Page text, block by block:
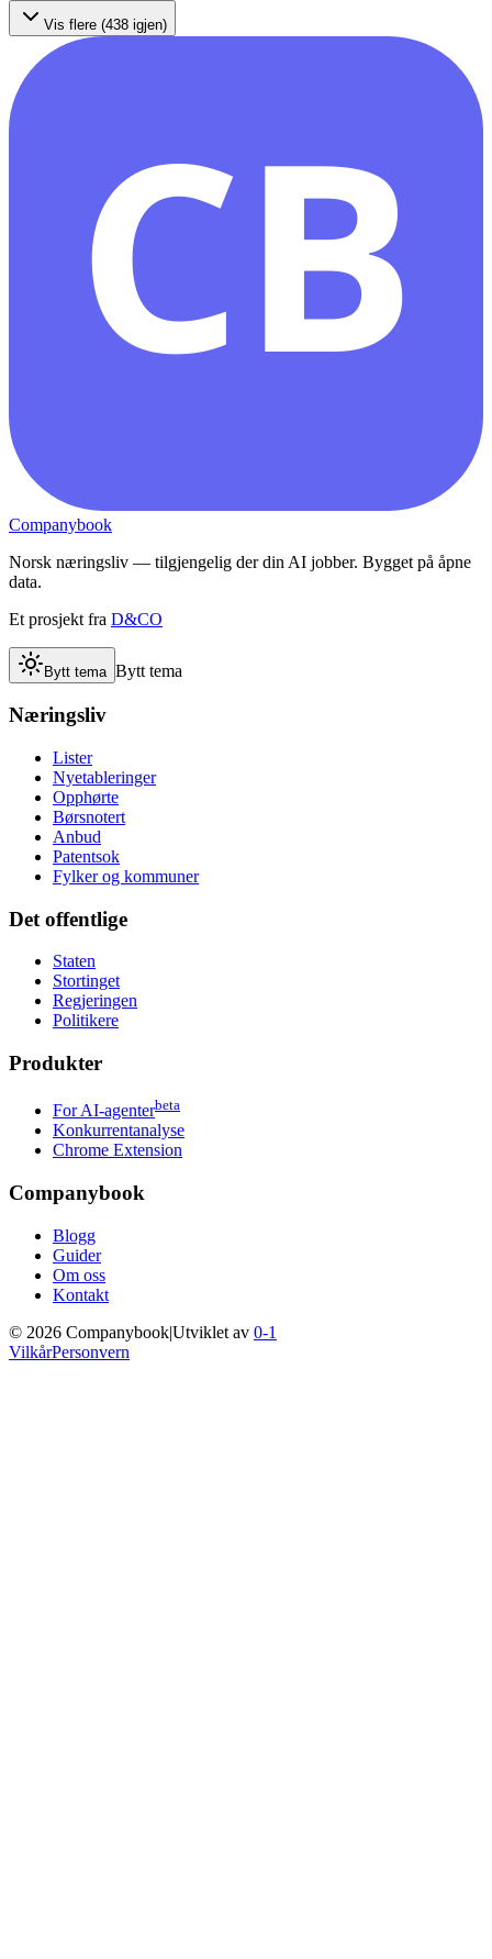
Vis flere (438 igjen)
CB
Companybook
Norsk næringsliv — tilgjengelig der din AI jobber. Bygget på åpne
data.
Et prosjekt fra D&CO
Bytt tema Bytt tema
Næringsliv
Lister
Nyetableringer
Opphørte
Børsnotert
Anbud
Patentsok
Fylker og kommuner
Det offentlige
Staten
Stortinget
Regjeringen
Politikere
Produkter
For AI-agenterbeta
Konkurrentanalyse
Chrome Extension
Companybook
Blogg
Guider
Om oss
Kontakt
© 2026 Companybook|Utviklet av 0-1
VilkårPersonvern